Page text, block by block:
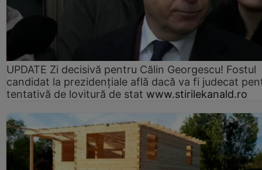
UPDATE Zi decisivă pentru Călin Georgescu! Fostul
candidat la prezidențiale află dacă va fi judecat
tentativă de lovitură de stat www.stirilekanald.ro